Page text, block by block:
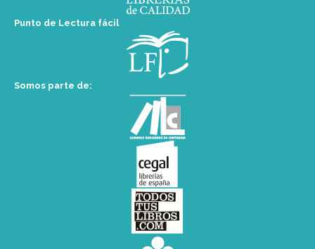
Punto de Lectura fácil
Somos parte de: